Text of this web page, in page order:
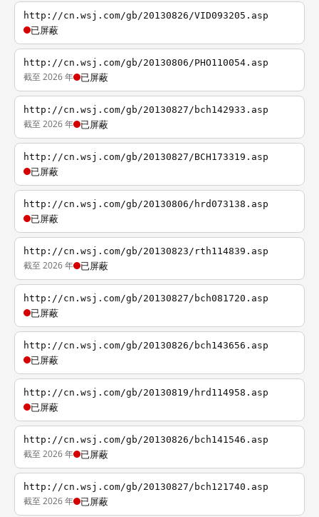
http://cn.wsj.com/gb/20130826/VID093205.asp
已屏蔽
http://cn.wsj.com/gb/20130806/PHO110054.asp
截至 2026 年 已屏蔽
http://cn.wsj.com/gb/20130827/bch142933.asp
截至 2026 年 已屏蔽
http://cn.wsj.com/gb/20130827/BCH173319.asp
已屏蔽
http://cn.wsj.com/gb/20130806/hrd073138.asp
已屏蔽
http://cn.wsj.com/gb/20130823/rth114839.asp
截至 2026 年 已屏蔽
http://cn.wsj.com/gb/20130827/bch081720.asp
已屏蔽
http://cn.wsj.com/gb/20130826/bch143656.asp
已屏蔽
http://cn.wsj.com/gb/20130819/hrd114958.asp
已屏蔽
http://cn.wsj.com/gb/20130826/bch141546.asp
截至 2026 年 已屏蔽
http://cn.wsj.com/gb/20130827/bch121740.asp
截至 2026 年 已屏蔽